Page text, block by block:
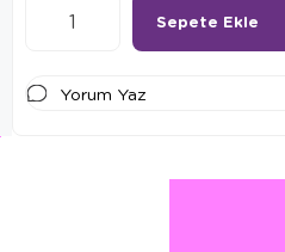
Yorum Yaz